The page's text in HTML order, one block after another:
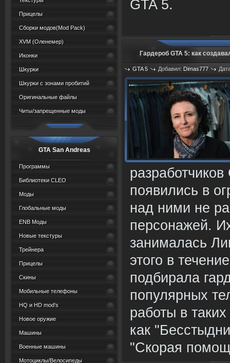
Прицелы
Сборки модов(Mod Pack)
XVM (Oленемер)
Иконки
Шкурки
Шкурки с зонами пробитий
Оригинальные файлы
Читы/запрещенные моды
GTA San Andreas
Программы
Библиотеки CLEO
Моды
Глобальные моды
ENB Моды
Новые текстуры
Трейнера
Прицелы
Скины
Мобильные телефоны
HQ и HD mod's
Новое оружие
Машины
Военные машины
Мотоциклы/Велосипеды
GTA 5.
Гардероб GTA 5: как
GTA 5 Добавил: Dimas777
появились в
над ними не
персонажей.
занималась
этого в
подбирала
популярных
работы в
как
"Скорая